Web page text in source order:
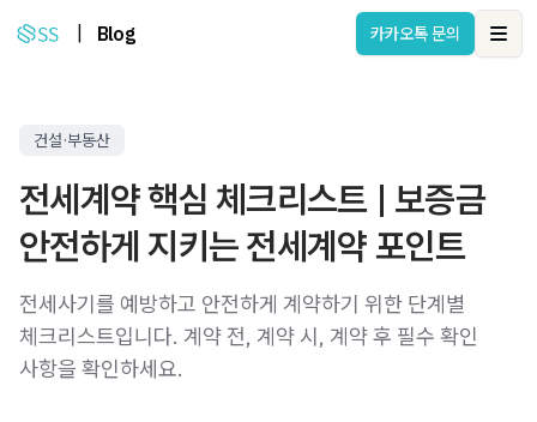
Blog 카카오톡 문의
건설·부동산
전세계약 핵심 체크리스트 | 보증금
안전하게 지키는 전세계약 포인트
전세사기를 예방하고 안전하게 계약하기 위한 단계별
체크리스트입니다. 계약 전, 계약 시, 계약 후 필수 확인
사항을 확인하세요.